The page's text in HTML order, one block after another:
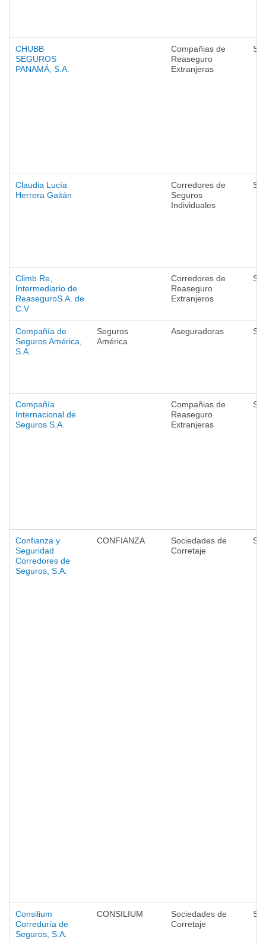
CHUBB
SEGUROS
PANAMÁ, S.A.
Compañias de
Reaseguro
Extranjeras
Claudia Lucía
Herrera Gaitán
Corredores de
Seguros
Individuales
Climb Re,
Intermediario de
ReaseguroS.A. de
C.V
Corredores de
Reaseguro
Extranjeros
Compañía de
Seguros América,
S.A.
Seguros
América
Aseguradoras
Compañía
Internacional de
Seguros S.A.
Compañias de
Reaseguro
Extranjeras
Confianza y
Seguridad
Corredores de
Seguros, S.A.
CONFIANZA
Sociedades de
Corretaje
Consilium
Correduría de
Seguros, S.A.
CONSILIUM
Sociedades de
Corretaje